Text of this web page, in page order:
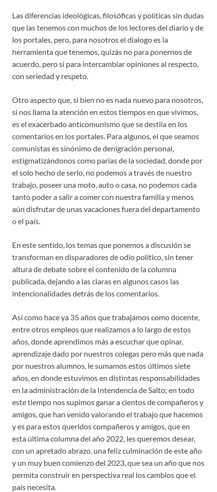
Las diferencias ideológicas, filosóficas y políticas sin dudas
que las tenemos con muchos de los lectores del diario y de
los portales, pero, para nosotros el dialogo es la
herramienta que tenemos, quizás no para ponernos de
acuerdo, pero si para intercambiar opiniones al respecto,
con seriedad y respeto.
Otro aspecto que, si bien no es nada nuevo para nosotros,
si nos llama la atención en estos tiempos en que vivimos,
es el exacerbado anticomunismo que se destila en los
comentarios en los portales. Para algunos, el que seamos
comunistas es sinónimo de denigración personal,
estigmatizándonos como parias de la sociedad, donde por
el solo hecho de serlo, no podemos a través de nuestro
trabajo, poseer una moto, auto o casa, no podemos cada
tanto poder a salir a comer con nuestra familia y menos
aún disfrutar de unas vacaciones fuera del departamento
o el país.
En este sentido, los temas que ponemos a discusión se
transforman en disparadores de odio político, sin tener
altura de debate sobre el contenido de la columna
publicada, dejando a las claras en algunos casos las
intencionalidades detrás de los comentarios.
Así como hace ya 35 años que trabajamos como docente,
entre otros empleos que realizamos a lo largo de estos
años, donde aprendimos más a escuchar que opinar,
aprendizaje dado por nuestros colegas pero más que nada
por nuestros alumnos, le sumamos estos últimos siete
años, en donde estuvimos en distintas responsabilidades
en la administración de la Intendencia de Salto; en todo
este tiempo nos supimos ganar a cientos de compañeros y
amigos, que han venido valorando el trabajo que hacemos
y es para estos queridos compañeros y amigos, que en
esta última columna del año 2022, les queremos desear,
con un apretado abrazo, una feliz culminación de este año
y un muy buen comienzo del 2023, que sea un año que nos
permita construir en perspectiva real los cambios que el
país necesita.